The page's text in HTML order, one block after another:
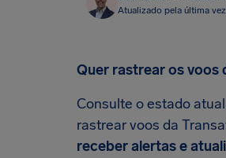
Atualizado pela última
Quer rastrear os voos
Consulte o estado
rastrear voos da
receber alertas e